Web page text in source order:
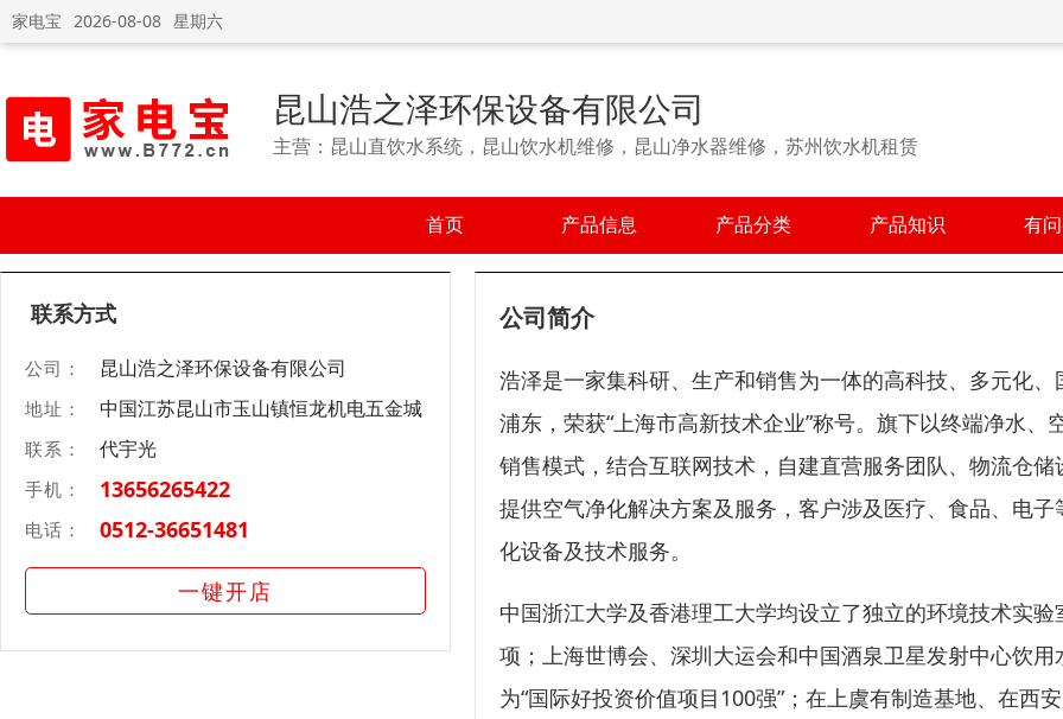
家电宝 2026-08-08 星期六
昆山浩之泽环保设备有限公司
主营：昆山直饮水系统，昆山饮水机维修，昆山净水器维修，苏州饮水机租赁
首页 产品信息 产品分类 产品知识 有
联系方式
公司： 昆山浩之泽环保设备有限公司
地址： 中国江苏昆山市玉山镇恒龙机电五金城
联系： 代宇光
手机： 13656265422
电话： 0512-36651481
一键开店
公司简介
浩泽是一家集科研、生产和销售为一体的高科技、多元化
浦东，荣获“上海市高新技术企业”称号。旗下以终端净水
销售模式，结合互联网技术，自建直营服务团队、物流仓
提供空气净化解决方案及服务，客户涉及医疗、食品、电
化设备及技术服务。
中国浙江大学及香港理工大学均设立了独立的环境技术实
项；上海世博会、深圳大运会和中国酒泉卫星发射中心饮
为“国际好投资价值项目100强”；在上虞有制造基地、在西